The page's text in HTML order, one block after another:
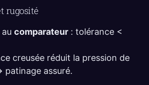
rugosité
comparateur : tolérance <
creusée réduit la pression de
assuré.